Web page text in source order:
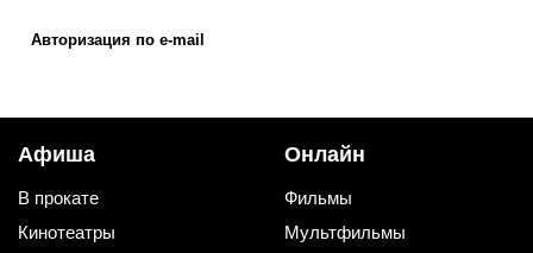
Авторизация по e-mail
Афиша
В прокате
Кинотеатры
Онлайн
Фильмы
Мультфильмы